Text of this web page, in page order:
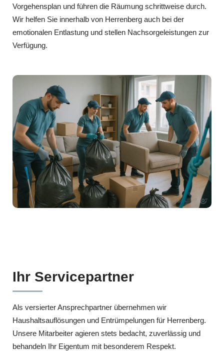
Vorgehensplan und führen die Räumung schrittweise durch.
Wir helfen Sie innerhalb von Herrenberg auch bei der
emotionalen Entlastung und stellen Nachsorgeleistungen zur
Verfügung.
Ihr Servicepartner
Als versierter Ansprechpartner übernehmen wir
Haushaltsauflösungen und Entrümpelungen für Herrenberg.
Unsere Mitarbeiter agieren stets bedacht, zuverlässig und
behandeln Ihr Eigentum mit besonderem Respekt.